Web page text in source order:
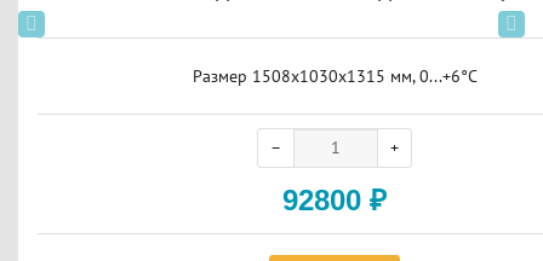
Размер 1508х1030х1315 мм, 0...+6°С
92800 ₽